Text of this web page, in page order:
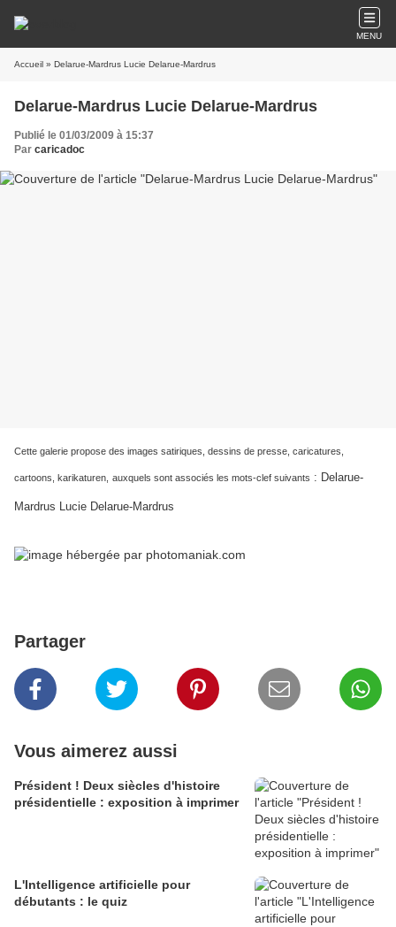
MENU
Accueil » Delarue-Mardrus Lucie Delarue-Mardrus
Delarue-Mardrus Lucie Delarue-Mardrus
Publié le 01/03/2009 à 15:37
Par caricadoc
Cette galerie propose des images satiriques, dessins de presse, caricatures,
cartoons, karikaturen, auxquels sont associés les mots-clef suivants : Delarue-
Mardrus Lucie Delarue-Mardrus
Partager
Vous aimerez aussi
Président ! Deux siècles d'histoire
présidentielle : exposition à imprimer
L'Intelligence artificielle pour
débutants : le quiz